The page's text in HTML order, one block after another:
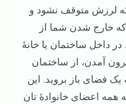
که لرزش متوقف نشود و
خارج شدن شما از
داخل ساختمان یا خانهٔ
آمدن، از ساختمان
یک فضای باز بروید. این
همه اعضای خانوادهٔ تان